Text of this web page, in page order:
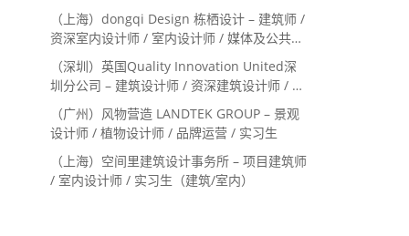
（上海）dongqi Design 栋栖设计 – 建筑师 /
资深室内设计师 / 室内设计师 / 媒体及公共关
系主管 / 设计实习生（常年招聘）
（深圳）英国Quality Innovation United深
圳分公司 – 建筑设计师 / 资深建筑设计师 / 室
内设计师 / 设计实习生
（广州）风物营造 LANDTEK GROUP – 景观
设计师 / 植物设计师 / 品牌运营 / 实习生
（上海）空间里建筑设计事务所 – 项目建筑师
/ 室内设计师 / 实习生（建筑/室内）